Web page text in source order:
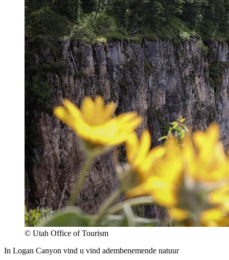
© Utah Office of Tourism
In Logan Canyon vind u vind adembenemende natuur